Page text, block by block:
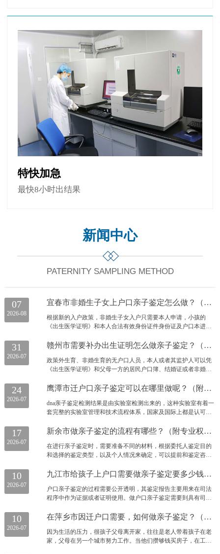
特快加急
最快8小时出结果
新闻中心
PATERNITY SAMPLING METHOD
07
2026-08
宜春市非婚生子女上户口亲子鉴定怎么做？（附2026年宜春市亲子鉴定流程）
根据新的入户政策，非婚生子女入户只需要本人申请，小孩的
《出生医学证明》和本人合法有效身份证件身份证及户口本进行
进行落户亲子鉴定即可
31
2026-07
赣州市需要补办出生证明怎么做亲子鉴定？（附亲子鉴定详细流程说明）
政策外生育、非婚生育的无户口人员，本人或者其监护人可以凭
《出生医学证明》和父母一方的居民户口簿、结婚证或者非婚生
记。申请随父落户的非婚生育无户口人员，需一并提供具有资质
24
2026-07
鹰潭市迁户口亲子鉴定可以在哪里做呢？（附司法亲子鉴定地址及流程）
dna亲子鉴定检测结果是由实验室检测出来的，这种实验室有着一
套完整的实验室管理和技术流程体系，国家及国际上都是认可
认可的实验室可办理的亲子鉴定项目类型众多，方便选择。
17
2026-07
新余市做亲子鉴定的流程有哪些？（附专业权威亲子鉴定流程指南）
在进行亲子鉴定时，需要准备不同的材料，根据委托人鉴定目的
和选择的鉴定类型，以及个人情况来确定，可以提前和鉴定咨询
者均需要鉴定双方的样本。亲子鉴定可检测的样本类型很多，血
10
2026-07
九江市给孩子上户口需要做亲子鉴定要多少钱？（附2026年亲子鉴定办理指南）
户口亲子鉴定的过程需要公开透明，其鉴定报告主要用来在司法
程序中作为证据或者证明使用。做户口亲子鉴定需要到具有司法
司法亲子鉴定在办理流程上虽然与个人亲子鉴定有差别，但是实
各个地方可能存在差异，具体可以咨询江西神州司法鉴定中心。
10
2026-07
在萍乡市因迁户口需要，如何做亲子鉴定？（附亲子鉴定流程）
因为生活的压力，很孩子父母离开家，往往是老人带着孩子在老
家，父母在另一个城市努力工作。当他们攒够钱买房子，在工作